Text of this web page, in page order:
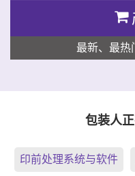
最新、最热
包装人
印前处理系统与软件